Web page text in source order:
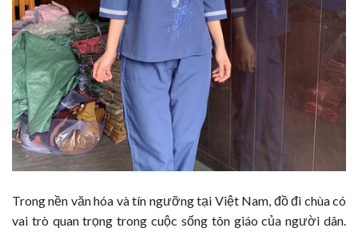
Trong nền văn hóa và tín ngưỡng tại Việt Nam, đồ đi chùa có
vai trò quan trọng trong cuộc sống tôn giáo của người dân.